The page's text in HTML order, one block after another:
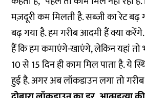
मज़दूरी कम मिलती है. सब्जी का रेट बढ़
बढ़ गया है. हम गरीब आदमी हैं क्या
हैं कि हम कमाएंगे-खाएंगे, लेकिन यहां तो
10 से 15 दिन ही काम मिल पाता है. ये
हुई है. अगर अब लॉकडाउन लगा तो